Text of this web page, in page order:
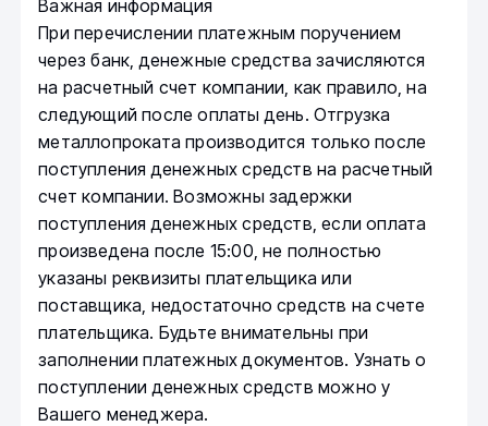
Важная информация
При перечислении платежным поручением
через банк, денежные средства зачисляются
на расчетный счет компании, как правило, на
следующий после оплаты день. Отгрузка
металлопроката производится только после
поступления денежных средств на расчетный
счет компании. Возможны задержки
поступления денежных средств, если оплата
произведена после 15:00, не полностью
указаны реквизиты плательщика или
поставщика, недостаточно средств на счете
плательщика. Будьте внимательны при
заполнении платежных документов. Узнать о
поступлении денежных средств можно у
Вашего менеджера.